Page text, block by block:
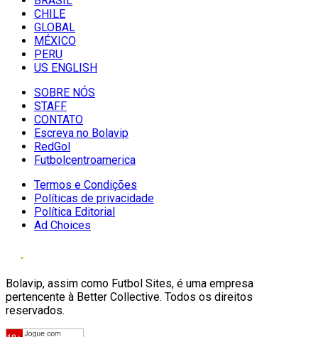
CHILE
GLOBAL
MÉXICO
PERU
US ENGLISH
SOBRE NÓS
STAFF
CONTATO
Escreva no Bolavip
RedGol
Futbolcentroamerica
Termos e Condições
Políticas de privacidade
Política Editorial
Ad Choices
Bolavip, assim como Futbol Sites, é uma empresa
pertencente à Better Collective. Todos os direitos
reservados.